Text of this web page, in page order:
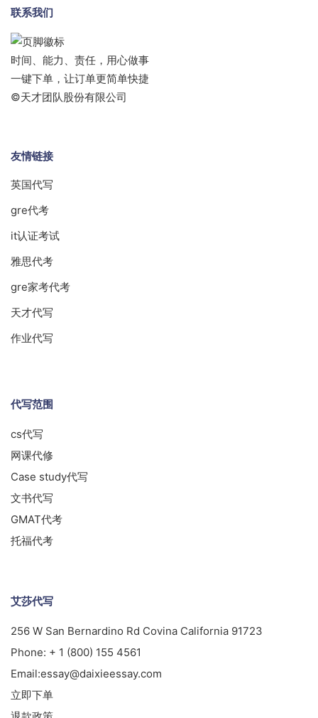
联系我们
时间、能力、责任，用心做事
一键下单，让订单更简单快捷
©天才团队股份有限公司
友情链接
英国代写
gre代考
it认证考试
雅思代考
gre家考代考
天才代写
作业代写
代写范围
cs代写
网课代修
Case study代写
文书代写
GMAT代考
托福代考
艾莎代写
256 W San Bernardino Rd Covina California 91723
Phone: + 1 (800) 155 4561
Email:essay@daixieessay.com
立即下单